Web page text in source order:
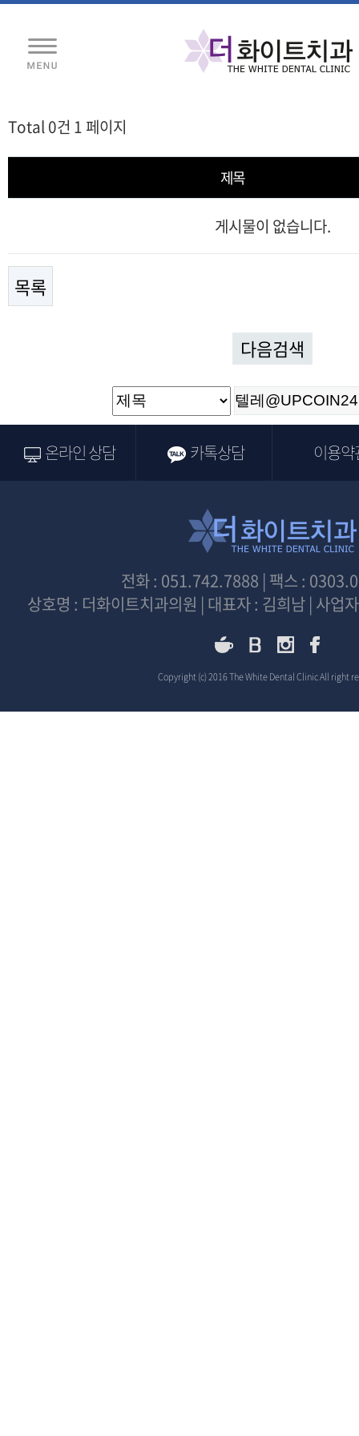
Total 0건 1 페이지
제목
게시물이 없습니다.
목록
다음검색
온라인 상담 카톡상담 이용약
전화 : 051.742.7888 | 팩스 :
상호명 : 더화이트치과의원 | 대표자 : 김희남 | 사
Copyright (c) 2016 The White Dental Clinic All right